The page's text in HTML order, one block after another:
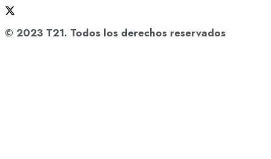
© 2023 T21. Todos los derechos reservados